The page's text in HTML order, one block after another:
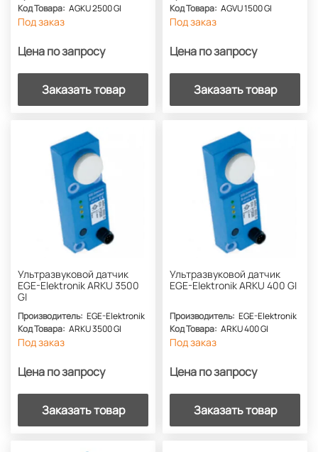
Код Товара: AGKU 2500 GI
Под заказ
Цена по запросу
Заказать товар
Код Товара: AGVU 1500 GI
Под заказ
Цена по запросу
Заказать товар
Ультразвуковой датчик
EGE-Elektronik ARKU 3500
GI
Производитель: EGE-Elektronik
Код Товара: ARKU 3500 GI
Под заказ
Цена по запросу
Заказать товар
Ультразвуковой датчик
EGE-Elektronik ARKU 400 GI
Производитель: EGE-Elektronik
Код Товара: ARKU 400 GI
Под заказ
Цена по запросу
Заказать товар